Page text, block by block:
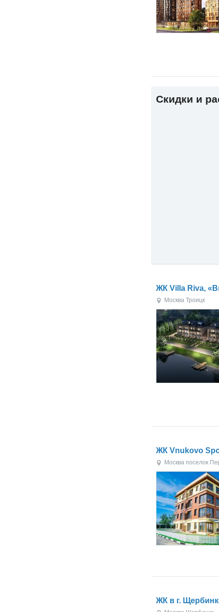
Скидки и
ЖК Villa Riva,
Москва Троицк
ЖК Vnukovo
Москва поселок
ЖК в г.